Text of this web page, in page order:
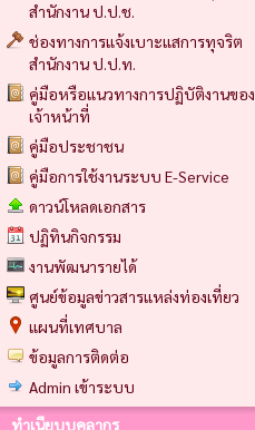
สำนักงาน ป.ป.ช.
ช่องทางการแจ้งเบาะแสการทุจริต
สำนักงาน ป.ป.ท.
คู่มือหรือแนวทางการปฏิบัติงานของ
เจ้าหน้าที่
คู่มือประชาชน
คู่มือการใช้งานระบบ E-Service
ดาวน์โหลดเอกสาร
ปฏิทินกิจกรรม
งานพัฒนารายได้
ศูนย์ข้อมูลข่าวสารแหล่งท่องเที่ยว
แผนที่เทศบาล
ข้อมูลการติดต่อ
Admin เข้าระบบ
ทำเนียบบุคลากร